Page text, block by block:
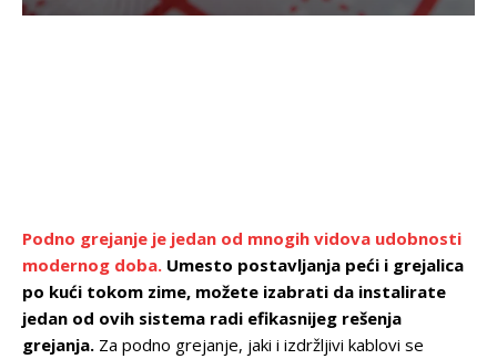
Podno grejanje je jedan od mnogih vidova udobnosti
modernog doba. Umesto postavljanja peći i grejalica
po kući tokom zime, možete izabrati da instalirate
jedan od ovih sistema radi efikasnijeg rešenja
grejanja. Za podno grejanje, jaki i izdržljivi kablovi se